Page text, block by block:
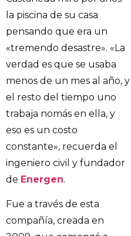
la piscina de su casa
pensando que era un
«tremendo desastre». «La
verdad es que se usaba
menos de un mes al año, y
el resto del tiempo uno
trabaja nomás en ella, y
eso es un costo
constante», recuerda el
ingeniero civil y fundador
de Energen.
Fue a través de esta
compañía, creada en